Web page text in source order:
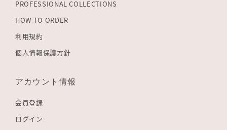
PROFESSIONAL COLLECTIONS
HOW TO ORDER
利用規約
個人情報保護方針
アカウント情報
会員登録
ログイン